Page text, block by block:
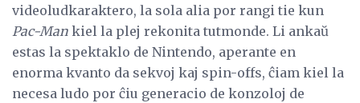
videoludkaraktero, la sola alia por rangi tie kun
Pac-Man kiel la plej rekonita tutmonde. Li ankaŭ
estas la spektaklo de Nintendo, aperante en
enorma kvanto da sekvoj kaj spin-offs, ĉiam kiel la
necesa ludo por ĉiu generacio de konzoloj de